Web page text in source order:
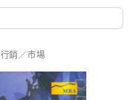
行銷／市場